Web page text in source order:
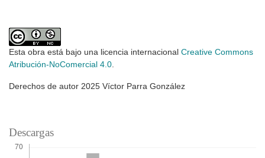
Esta obra está bajo una licencia internacional Creative Commons
Atribución-NoComercial 4.0
Derechos de autor 2025 Víctor Parra González
Descargas